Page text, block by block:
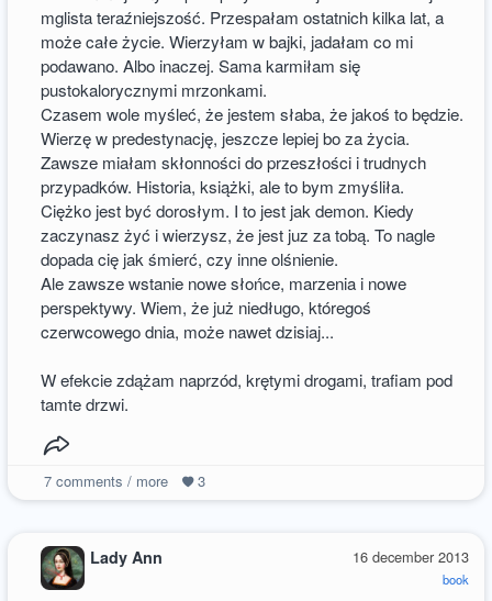
mglista teraźniejszość. Przespałam ostatnich kilka lat, a
może całe życie. Wierzyłam w bajki, jadałam co mi
podawano. Albo inaczej. Sama karmiłam się
pustokalorycznymi mrzonkami.
Czasem wole myśleć, że jestem słaba, że jakoś to będzie.
Wierzę w predestynację, jeszcze lepiej bo za życia.
Zawsze miałam skłonności do przeszłości i trudnych
przypadków. Historia, książki, ale to bym zmyśliła.
Ciężko jest być dorosłym. I to jest jak demon. Kiedy
zaczynasz żyć i wierzysz, że jest juz za tobą. To nagle
dopada cię jak śmierć, czy inne olśnienie.
Ale zawsze wstanie nowe słońce, marzenia i nowe
perspektywy. Wiem, że już niedługo, któregoś
czerwcowego dnia, może nawet dzisiaj...
W efekcie zdążam naprzód, krętymi drogami, trafiam pod
tamte drzwi.
7comments / more 3
16 december 2013
book
Lady Ann